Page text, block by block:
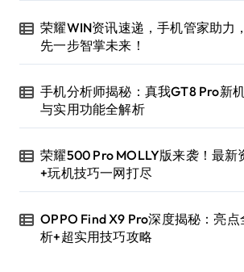
荣耀WIN资讯速递，手机管家助力
先一步智掌未来！
手机分析师揭秘：真我GT8 Pro新
与实用功能全解析
荣耀500 Pro MOLLY版来袭！最新
+玩机技巧一网打尽
OPPO Find X9 Pro深度揭秘：亮点
析+超实用技巧攻略